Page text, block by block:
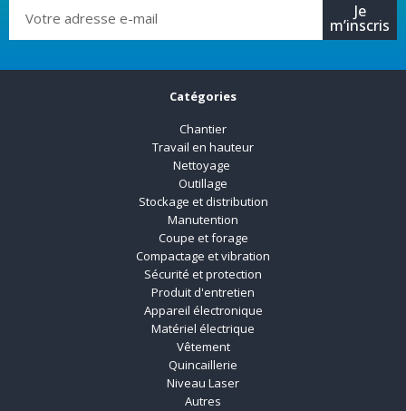
Je
m’inscris
Catégories
Chantier
Travail en hauteur
Nettoyage
Outillage
Stockage et distribution
Manutention
Coupe et forage
Compactage et vibration
Sécurité et protection
Produit d'entretien
Appareil électronique
Matériel électrique
Vêtement
Quincaillerie
Niveau Laser
Autres